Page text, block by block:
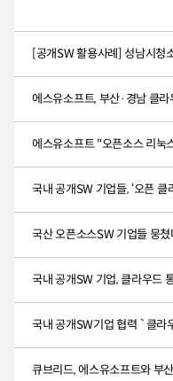
에스유소프트, 부산·경남 클
에스유소프트 "오픈소스 리눅
국내 공개SW 기업들, ‘오픈 클
국산 오픈소스SW 기업들 뭉
국내 공개SW 기업, 클라우드
국내 공개SW기업 협력 `클라
큐브리드, 에스유소프트와 부